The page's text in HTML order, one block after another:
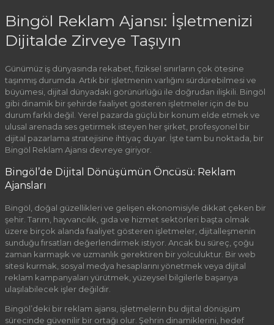
Bingöl Reklam Ajansı: İşletmenizi
Dijitalde Zirveye Taşıyın
Günümüz iş dünyasında rekabet, fiziksel sınırların çok ötesine
taşınmış durumda. Artık bir işletmenin varlığını sürdürebilmesi ve
büyümesi, dijital dünyadaki görünürlüğü ile doğrudan ilişkili. Bingöl
gibi dinamik bir şehirde faaliyet gösteren işletmeler için de bu
durum farklı değil. Yerel pazarda güçlü bir konum elde etmek ve
ulusal arenada ses getirmek isteyen her şirket, profesyonel bir
dijital pazarlama stratejisine ihtiyaç duyar. İşte tam bu noktada, bir
Bingöl Reklam Ajansı devreye giriyor.
Bingöl’de Dijital Dönüşümün Öncüsü: Reklam
Ajansları
Bingöl, doğal güzellikleri ve gelişen ekonomisiyle dikkat çeken bir
şehir. Tarım, hayvancılık, gıda ve hizmet sektörleri başta olmak
üzere birçok alanda faaliyet gösteren işletmeler, dijitalleşmenin
sunduğu fırsatları değerlendirmek istiyor. Ancak bu süreç, çoğu
zaman karmaşık ve uzmanlık gerektiren bir yolculuktur. Bir web
sitesi kurmak, sosyal medya hesaplarını yönetmek veya dijital
reklam kampanyaları yürütmek, yüzeysel bilgilerle başarıya
ulaşılabilecek işler değildir.
Bingöl’deki bir reklam ajansı, işletmelerin bu dijital dönüşüm
sürecinde güvenilir bir ortağı olur. Şehrin dinamiklerini, hedef